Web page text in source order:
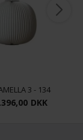
3 - 134
DKK